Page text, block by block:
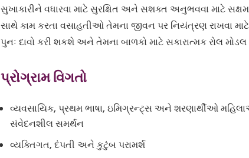
સુખાકારીને વધારવા માટે સુરક્ષિત અને સશક્ત અનુભવવા માટે
સાથે કામ કરતા વસાહતીઓ તેમના જીવન પર નિયંત્રણ રાખવા
પુનઃ દાવો કરી શકશે અને તેમના બાળકો માટે સકારાત્મક રોલ
પ્રોગ્રામ વિગતો
વ્યવસાયિક, પ્રથમ ભાષા, ઇમિગ્રન્ટ્સ અને શરણાર્થીઓ
સંવેદનશીલ સમર્થન
વ્યક્તિગત, દંપતી અને કુટુંબ પરામર્શ